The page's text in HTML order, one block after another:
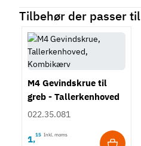
Tilbehør der passer
M4 Gevindskrue til
greb - Tallerkenhoved
- Krydskærv
022.35.081
1,15 Inkl. moms